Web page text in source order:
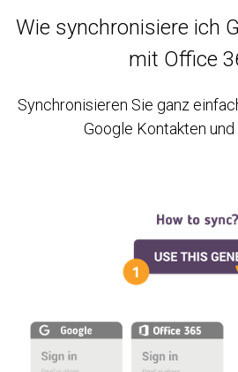
Wie synchronisiere ich
mit Office
Synchronisieren Sie ganz
Google Kontakten und